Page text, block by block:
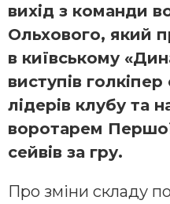
вихід з команди
Ольхового, який
в київському
виступів
лідерів клубу та
воротарем Першої
сейвів за гру.
Про зміни складу